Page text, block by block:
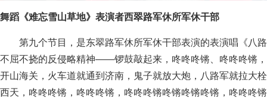
舞蹈《难忘雪山草地》表演者西翠路军休所军休干部
第九个节目，是东翠路军休所军休干部表演的表演唱《八
不屈不挠的反侵略精神——锣鼓敲起来，咚咚咚锵、咚咚咚锵
开山海关，火车道就通到济南，鬼子就放大炮，八路军就拉大
西天，咚咚咚锵，咚咚咚锵，咚咚咚锵咚锵咚锵咚锵，咚咚